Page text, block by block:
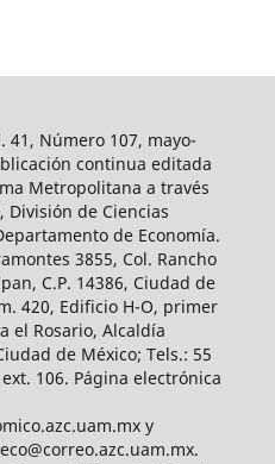
41, Número 107, mayo-
continua editada
Metropolitana a través
División de Ciencias
de Economía.
3855, Col. Rancho
C.P. 14386, Ciudad de
420, Edificio H-O, primer
el Rosario, Alcaldía
de México; Tels.: 55
106. Página electrónica
y